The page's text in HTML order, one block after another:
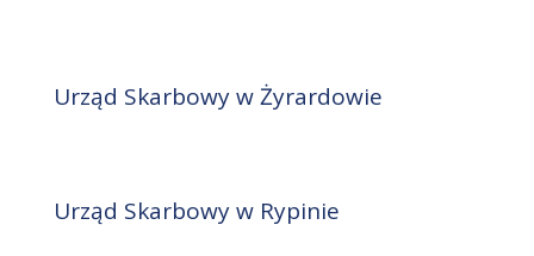
Urząd Skarbowy w Żyrardowie
Urząd Skarbowy w Rypinie